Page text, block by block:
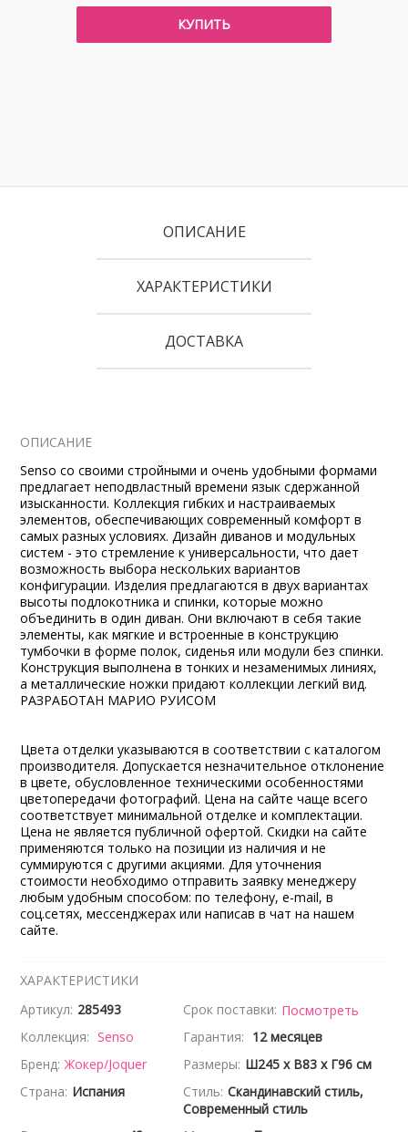
КУПИТЬ
ОПИСАНИЕ
ХАРАКТЕРИСТИКИ
ДОСТАВКА
ОПИСАНИЕ
Senso со своими стройными и очень удобными формами
предлагает неподвластный времени язык сдержанной
изысканности. Коллекция гибких и настраиваемых
элементов, обеспечивающих современный комфорт в
самых разных условиях. Дизайн диванов и модульных
систем - это стремление к универсальности, что дает
возможность выбора нескольких вариантов
конфигурации. Изделия предлагаются в двух вариантах
высоты подлокотника и спинки, которые можно
объединить в один диван. Они включают в себя такие
элементы, как мягкие и встроенные в конструкцию
тумбочки в форме полок, сиденья или модули без спинки.
Конструкция выполнена в тонких и незаменимых линиях,
а металлические ножки придают коллекции легкий вид.
РАЗРАБОТАН МАРИО РУИСОМ
Цвета отделки указываются в соответствии с каталогом
производителя. Допускается незначительное отклонение
в цвете, обусловленное техническими особенностями
цветопередачи фотографий. Цена на сайте чаще всего
соответствует минимальной отделке и комплектации.
Цена не является публичной офертой. Скидки на сайте
применяются только на позиции из наличия и не
суммируются с другими акциями. Для уточнения
стоимости необходимо отправить заявку менеджеру
любым удобным способом: по телефону, e-mail, в
соц.сетях, мессенджерах или написав в чат на нашем
сайте.
ХАРАКТЕРИСТИКИ
Артикул: 285493 Срок поставки: Посмотреть
Коллекция: Senso Гарантия: 12 месяцев
Бренд: Жокер/Joquer Размеры: Ш245 x В83 x Г96 см
Страна: Испания Стиль: Скандинавский стиль,
Современный стиль